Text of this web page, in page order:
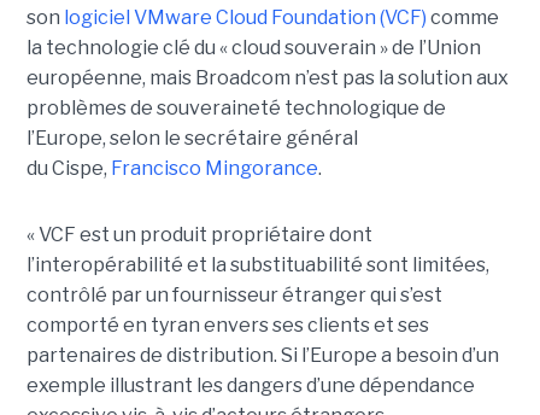
son logiciel VMware Cloud Foundation (VCF) comme
la technologie clé du « cloud souverain » de l’Union
européenne, mais Broadcom n’est pas la solution aux
problèmes de souveraineté technologique de
l’Europe, selon le secrétaire général
du Cispe, Francisco Mingorance.
« VCF est un produit propriétaire dont
l’interopérabilité et la substituabilité sont limitées,
contrôlé par un fournisseur étranger qui s’est
comporté en tyran envers ses clients et ses
partenaires de distribution. Si l’Europe a besoin d’un
exemple illustrant les dangers d’une dépendance